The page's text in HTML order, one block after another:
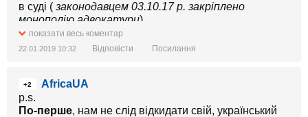
в суді ( законодавцем 03.10.17 р. закріплено
монополію адвокатури).
Варто зауважити, що
Литовським Статутом 1588 р.
Великого князівства Литовського
українських земель на той час входили до складу
ВКЛ і становили 80% від загальної площі
показати весь коментар
22.01.2019 10:32 Відповісти Посилання
+2
AfricaUA
p.s.
По-перше, нам не слід відкидати свій, український